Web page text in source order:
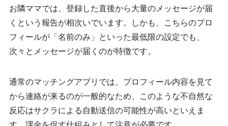
お隣ママでは、登録した直後から大量のメッセージが届
くという報告が相次いでいます。しかも、こちらのプロ
フィールが「名前のみ」といった最低限の設定でも、
次々とメッセージが届くのが特徴です。
通常のマッチングアプリでは、プロフィール内容を見て
から連絡が来るのが一般的なため、このような不自然な
反応はサクラによる自動送信の可能性が高いといえま